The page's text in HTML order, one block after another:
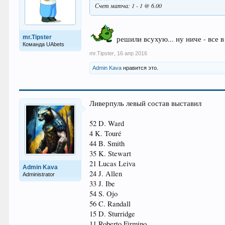
mr.Tipster
Команда UAbets
Счет матча: 1 - 1 @ 6.00
решили всухую... ну ниче - все
mr.Tipster 16 апр 2016
Admin Kava нравится это.
Admin Kava
Administrator
Ливерпуль левый состав выставил
52 D. Ward
4 K. Touré
44 B. Smith
35 K. Stewart
21 Lucas Leiva
24 J. Allen
33 J. Ibe
54 S. Ojo
56 C. Randall
15 D. Sturridge